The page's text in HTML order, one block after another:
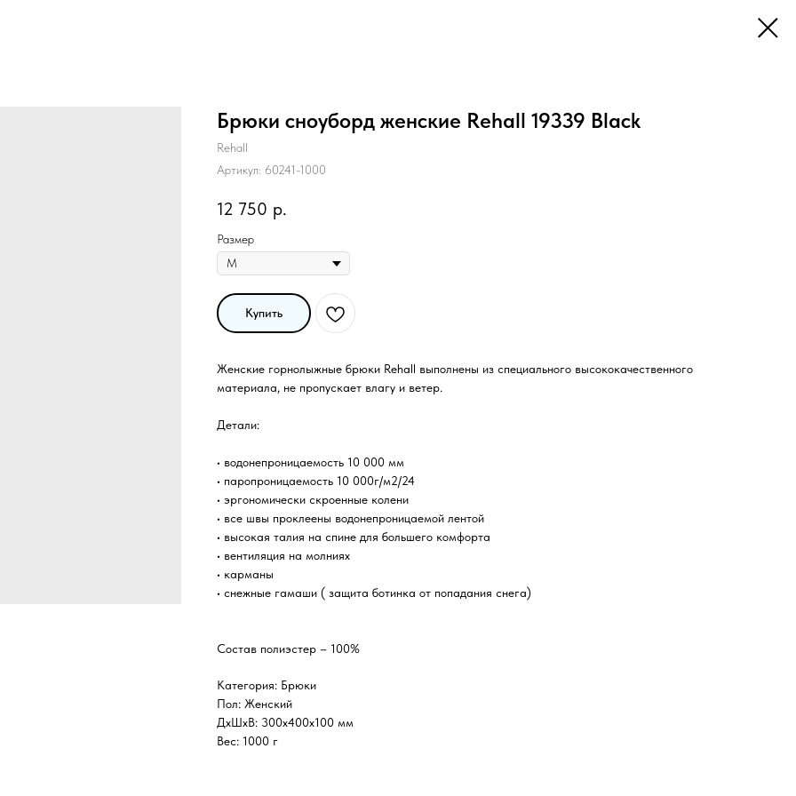
Брюки сноуборд женские Rehall 19339 Black
Rehall
Артикул: 60241-1000
12 750 р.
Размер
Купить
Женские горнолыжные брюки Rehall выполнены из специального высококачественного
материала, не пропускает влагу и ветер.
Детали:
• водонепроницаемость 10 000 мм
• паропроницаемость 10 000г/м2/24
• эргономически скроенные колени
• все швы проклеены водонепроницаемой лентой
• высокая талия на спине для большего комфорта
• вентиляция на молниях
• карманы
• снежные гамаши ( защита ботинка от попадания снега)
Состав полиэстер – 100%
Категория: Брюки
Пол: Женский
ДxШxВ: 300x400x100 мм
Вес: 1000 г